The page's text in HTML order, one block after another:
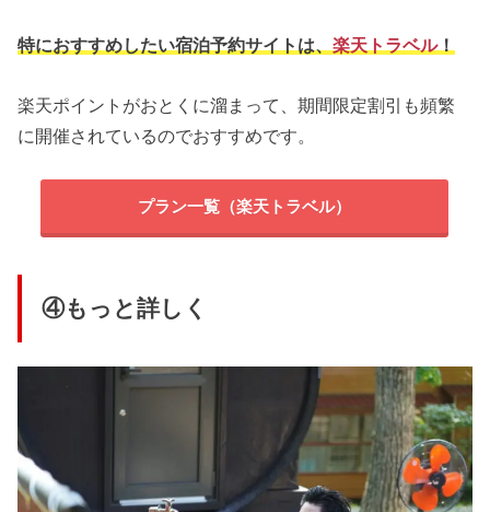
特におすすめしたい宿泊予約サイトは、楽天トラベル！
楽天ポイントがおとくに溜まって、期間限定割引も頻繁
に開催されているのでおすすめです。
プラン一覧（楽天トラベル）
④もっと詳しく